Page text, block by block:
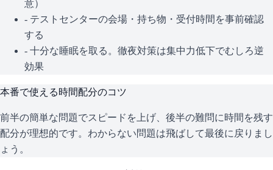
意）
- テストセンターの会場・持ち物・受付時間を事前確認
する
- 十分な睡眠を取る。徹夜対策は集中力低下でむしろ逆
効果
本番で使える時間配分のコツ
前半の簡単な問題でスピードを上げ、後半の難問に時間を残す
配分が理想的です。わからない問題は飛ばして最後に戻りまし
ょう。